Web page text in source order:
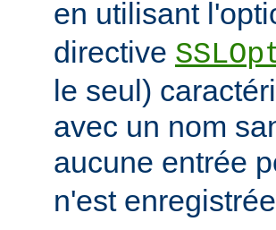
en utilisant
directive
le seul)
avec un nom
aucune entrée
n'est